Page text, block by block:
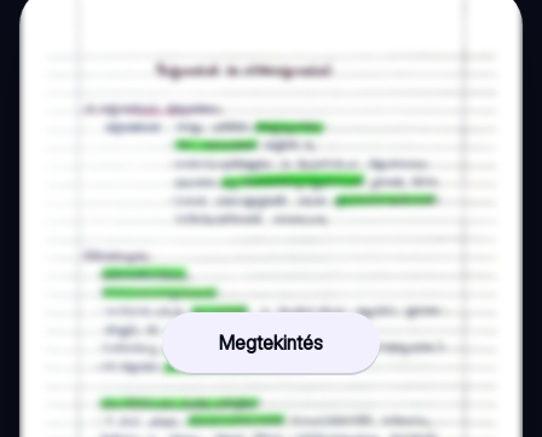
Megtekintés